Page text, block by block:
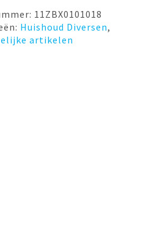
11ZBX0101018
Huishoud Diversen,
artikelen